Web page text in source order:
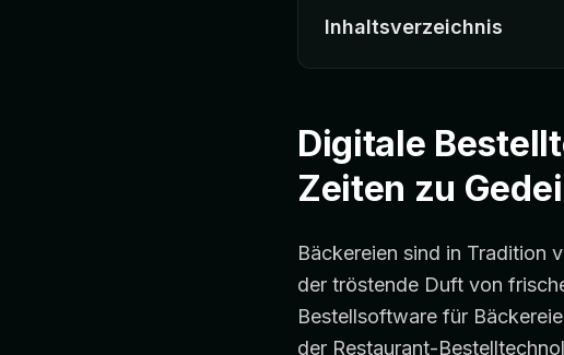
Inhaltsverzeichnis
Digitale
Zeiten zu
Bäckereien sind in Tradition
der tröstende Duft von
Bestellsoftware für
der Restaurant-